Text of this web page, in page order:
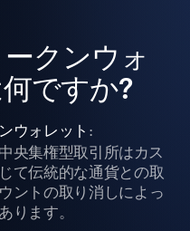
クンウォ
ですか?
ウォレット :
央集権型取引所はカス
て伝統的な通貨との取
ントの取り消しによっ
ります。